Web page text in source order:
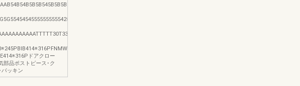
ドアクロー
部品ポストピース･ク
ッキン